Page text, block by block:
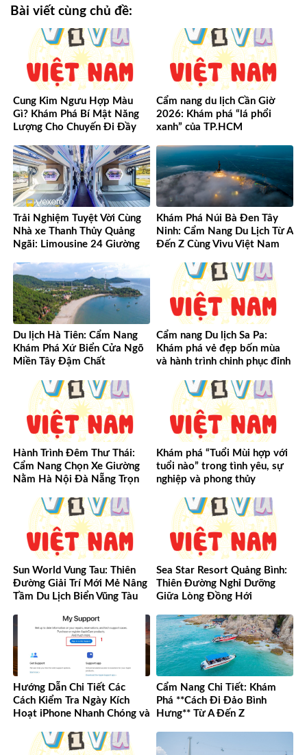
Bài viết cùng chủ đề:
Cung Kim Ngưu Hợp Màu
Gì? Khám Phá Bí Mật Năng
Lượng Cho Chuyến Đi Đầy
Cẩm nang du lịch Cần Giờ
2026: Khám phá “lá phổi
xanh” của TP.HCM
Trải Nghiệm Tuyệt Vời Cùng
Nhà xe Thanh Thủy Quảng
Ngãi: Limousine 24 Giường
Khám Phá Núi Bà Đen Tây
Ninh: Cẩm Nang Du Lịch Từ A
Đến Z Cùng Vivu Việt Nam
Du lịch Hà Tiên: Cẩm Nang
Khám Phá Xứ Biển Cửa Ngõ
Miền Tây Đậm Chất
Cẩm nang Du lịch Sa Pa:
Khám phá vẻ đẹp bốn mùa
và hành trình chinh phục đỉnh
Hành Trình Đêm Thư Thái:
Cẩm Nang Chọn Xe Giường
Nằm Hà Nội Đà Nẵng Trọn
Khám phá “Tuổi Mùi hợp với
tuổi nào” trong tình yêu, sự
nghiệp và phong thủy
Sun World Vung Tau: Thiên
Đường Giải Trí Mới Mẻ Nâng
Tầm Du Lịch Biển Vũng Tàu
Sea Star Resort Quảng Bình:
Thiên Đường Nghỉ Dưỡng
Giữa Lòng Đồng Hới
Hướng Dẫn Chi Tiết Các
Cách Kiểm Tra Ngày Kích
Hoạt iPhone Nhanh Chóng và
Cẩm Nang Chi Tiết: Khám
Phá **Cách Đi Đảo Bình
Hưng** Từ A Đến Z